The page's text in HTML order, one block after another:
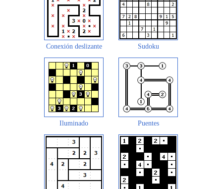
Conexión deslizante Sudoku
Iluminado Puentes